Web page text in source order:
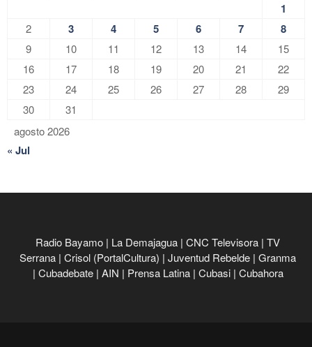
agosto 2026
1
2 3 4 5 6 7 8
9 10 11 12 13 14
15
16
17 18 19 20 21
22
23
24 25 26 27 28
29
30
31
« Jul
Radio Bayamo | La Demajagua | CNC Televisora | TV
Serrana | Crisol (PortalCultura) | Juventud Rebelde | Granma
| Cubadebate | AIN | Prensa Latina | Cubasi | Cubahora